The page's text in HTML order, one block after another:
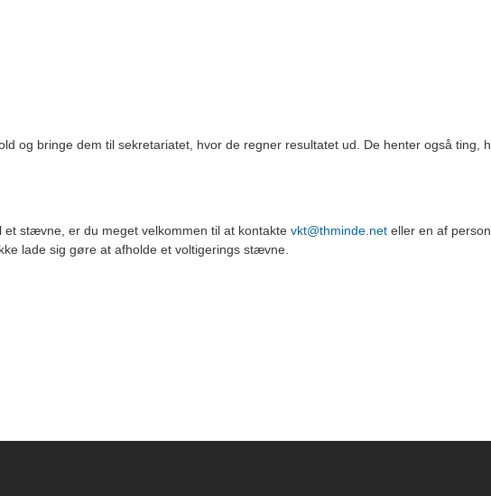
og bringe dem til sekretariatet, hvor de regner resultatet ud. De henter også ting,
stævne, er du meget velkommen til at kontakte vkt@thminde.net eller en af
lade sig gøre at afholde et voltigerings stævne.